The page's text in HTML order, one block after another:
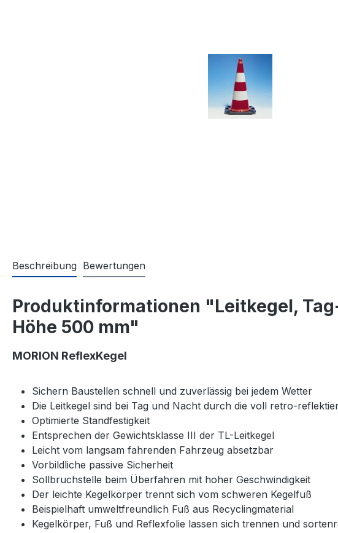
Beschreibung Bewertungen
Produktinformationen "Leitkegel,
Höhe 500 mm"
MORION ReflexKegel
Sichern Baustellen schnell und zuverlässig bei jedem Wetter
Die Leitkegel sind bei Tag und Nacht durch die voll retro-
Optimierte Standfestigkeit
Entsprechen der Gewichtsklasse III der TL-Leitkegel
Leicht vom langsam fahrenden Fahrzeug absetzbar
Vorbildliche passive Sicherheit
Sollbruchstelle beim Überfahren mit hoher Geschwindigkeit
Der leichte Kegelkörper trennt sich vom schweren Kegelfuß
Beispielhaft umweltfreundlich Fuß aus Recyclingmaterial
Kegelkörper, Fuß und Reflexfolie lassen sich trennen und